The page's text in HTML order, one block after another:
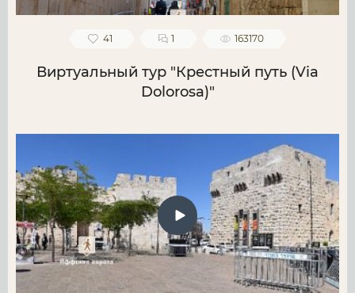
41 1 163170
Виртуальный тур "Крестный путь (Via
Dolorosa)"